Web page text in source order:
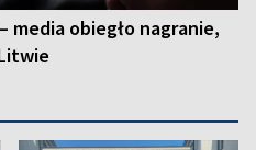
media obiegło nagranie,